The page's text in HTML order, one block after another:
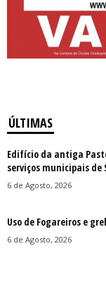
ÚLTIMAS
Edifício da antiga
serviços municipais de
6 de Agosto, 2026
Uso de Fogareiros e
6 de Agosto, 2026